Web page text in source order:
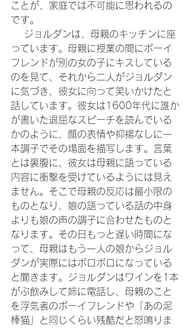
ことが、家庭では不可能に思われるの
です。
っています。母親に授業の間にボーイ
フレンドが別の女の子にキスしている
のを見て、それから二人がジョルダン
に気づき、彼女に向って笑いかけたと
話しています。彼女は1600年代に誰か
が書いた退屈なスピーチを読んでいる
かのように、顔の表情や抑揚なしに一
本調子でその場面を描写します。言葉
とは裏腹に、彼女は母親に語っている
内容に衝撃を受けているようには見え
ません。そこで母親の反応は最小限の
ものとなり、娘の語っている話の中身
よりも娘の声の調子に合わせたものと
なります。その日もっと遅い時間にな
って、母親はもう一人の娘からジョル
ダンが実際にはボロボロになっている
と聞きます。ジョルダンはワインを1本
がぶ飲みして姉に電話し、母親のこと
を浮気者のボーイフレンドや「あの泥
棒猫」と同じくらい残酷だと怒鳴りま